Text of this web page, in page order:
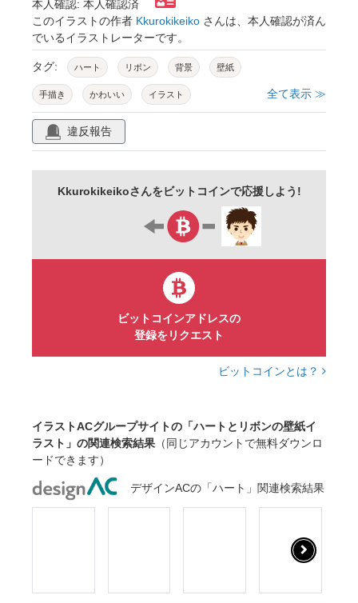
本人確認: 本人確認済
このイラストの作者 Kkurokikeiko さんは、本人確認が済ん
でいるイラストレーターです。
タグ: ハート リボン 背景 壁紙
手描き かわいい イラスト 全て表示 ≫
違反報告
Kkurokikeikoさんをビットコインで応援しよう!
ビットコインアドレスの
登録をリクエスト
ビットコインとは？
イラストACグループサイトの「ハートとリボンの壁紙イ
ラスト」の関連検索結果 （同じアカウントで無料ダウンロ
ードできます）
デザインACの「ハート」関連検索結果